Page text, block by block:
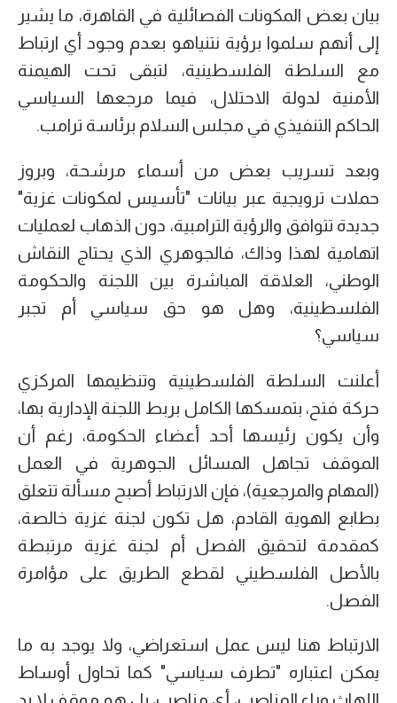
بيان بعض المكونات الفصائلية في القاهرة، ما يشير
إلى أنهم سلموا برؤية نتنياهو بعدم وجود أي ارتباط
مع السلطة الفلسطينية، لتبقى تحت الهيمنة
الأمنية لدولة الاحتلال، فيما مرجعها السياسي
الحاكم التنفيذي في مجلس السلام برئاسة ترامب.
وبعد تسريب بعض من أسماء مرشحة، وبروز
حملات ترويجية عبر بيانات "تأسيس لمكونات غزية"
جديدة تتوافق والرؤية الترامبية، دون الذهاب لعمليات
اتهامية لهذا وذاك، فالجوهري الذي يحتاج النقاش
الوطني، العلاقة المباشرة بين اللجنة والحكومة
الفلسطينية، وهل هو حق سياسي أم تجبر
سياسي؟
أعلنت السلطة الفلسطينية وتنظيمها المركزي
حركة فتح، بتمسكها الكامل بربط اللجنة الإدارية بها،
وأن يكون رئيسها أحد أعضاء الحكومة، رغم أن
الموقف تجاهل المسائل الجوهرية في العمل
(المهام والمرجعية)، فإن الارتباط أصبح مسألة تتعلق
بطابع الهوية القادم، هل تكون لجنة غزية خالصة،
كمقدمة لتحقيق الفصل أم لجنة غزية مرتبطة
بالأصل الفلسطيني لقطع الطريق على مؤامرة
الفصل.
الارتباط هنا ليس عمل استعراضي، ولا يوجد به ما
يمكن اعتباره "تطرف سياسي" كما تحاول أوساط